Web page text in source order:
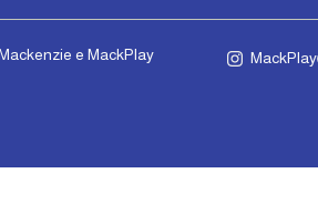
e MackPlay MackPlay